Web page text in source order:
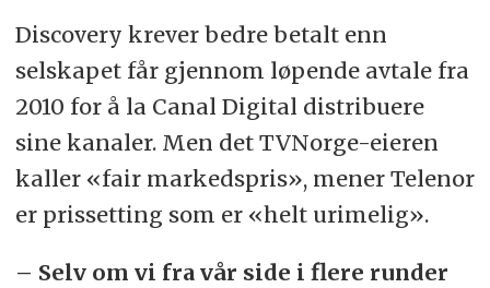
Discovery krever bedre betalt enn
selskapet får gjennom løpende avtale fra
2010 for å la Canal Digital distribuere
sine kanaler. Men det TVNorge-eieren
kaller «fair markedspris», mener Telenor
er prissetting som er «helt urimelig».
– Selv om vi fra vår side i flere runder